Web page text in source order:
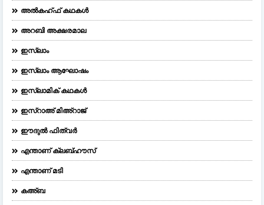
അൽകഹ്ഫ് കഥകൾ
അറബി അക്ഷരമാല
ഇസ്ലാം
ഇസ്ലാം ആഘോഷം
ഇസ്ലാമിക് കഥകൾ
ഇസ്റാഅ് മിഅ്റാജ്
ഈദുല്‍ ഫിത്വര്‍
എന്താണ് ക്ലബ്ഹൗസ്
എന്താണ് മടി
കഅ്ബ